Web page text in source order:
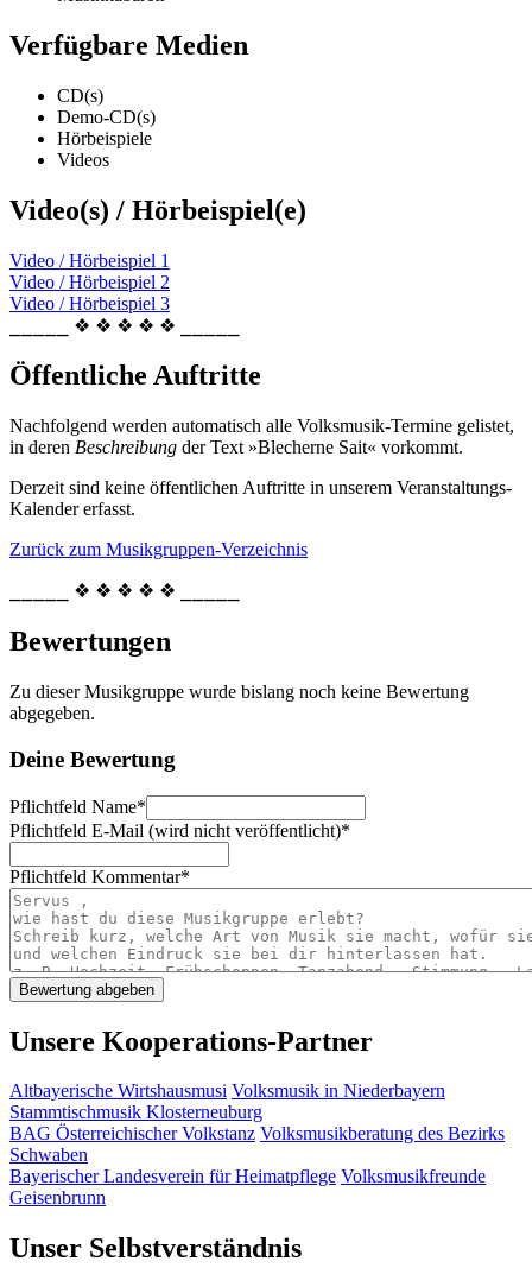
Verfügbare Medien
CD(s)
Demo-CD(s)
Hörbeispiele
Videos
Video(s) / Hörbeispiel(e)
Video / Hörbeispiel 1
Video / Hörbeispiel 2
Video / Hörbeispiel 3
⎯⎯⎯⎯⎯ ❖ ❖ ❖ ❖ ❖ ⎯⎯⎯⎯⎯
Öffentliche Auftritte
Nachfolgend werden automatisch alle Volksmusik-Termine gelistet,
in deren Beschreibung der Text »Blecherne Sait« vorkommt.
Derzeit sind keine öffentlichen Auftritte in unserem Veranstaltungs-
Kalender erfasst.
Zurück zum Musikgruppen-Verzeichnis
⎯⎯⎯⎯⎯ ❖ ❖ ❖ ❖ ❖ ⎯⎯⎯⎯⎯
Bewertungen
Zu dieser Musikgruppe wurde bislang noch keine Bewertung
abgegeben.
Deine Bewertung
Pflichtfeld Name*
Pflichtfeld E-Mail (wird nicht veröffentlicht)*
Pflichtfeld Kommentar*
Unsere Kooperations-Partner
Altbayerische Wirtshausmusi Volksmusik in Niederbayern
Stammtischmusik Klosterneuburg
BAG Österreichischer Volkstanz Volksmusikberatung des Bezirks
Schwaben
Bayerischer Landesverein für Heimatpflege Volksmusikfreunde
Geisenbrunn
Unser Selbstverständnis